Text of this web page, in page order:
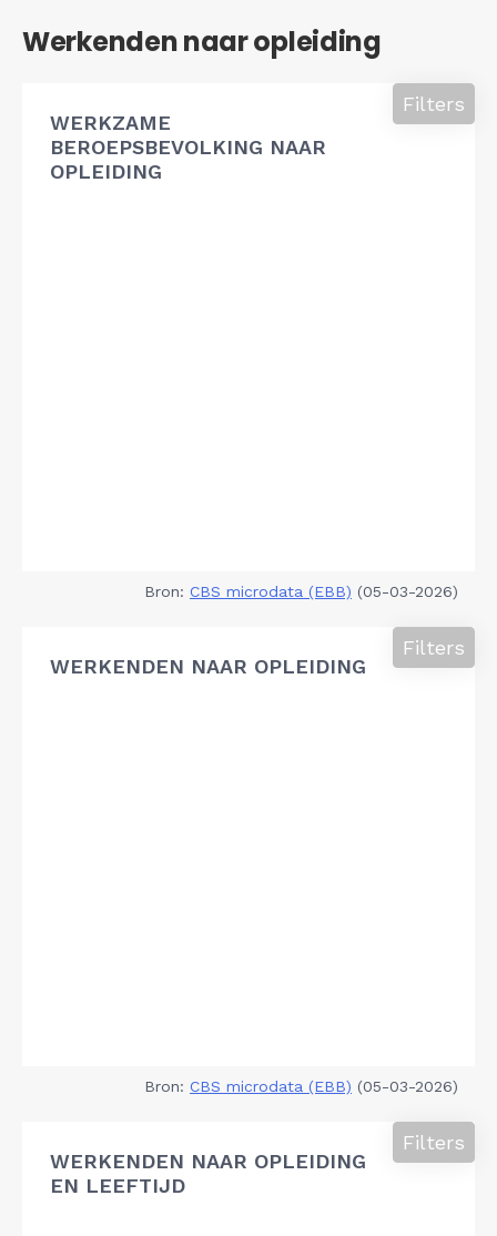
Werkenden naar opleiding
WERKZAME
BEROEPSBEVOLKING NAAR
OPLEIDING
Filters
Bron: CBS microdata (EBB) (05-03-2026)
WERKENDEN NAAR OPLEIDING
Filters
Bron: CBS microdata (EBB) (05-03-2026)
WERKENDEN NAAR OPLEIDING
EN LEEFTIJD
Filters